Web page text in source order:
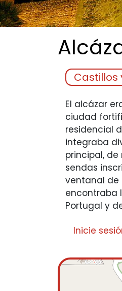
Castillos
El alcázar
ciudad
residencial
integraba
principal,
sendas
ventanal de
encontraba
Portugal y
Inicie